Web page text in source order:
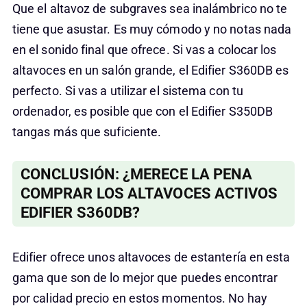
Que el altavoz de subgraves sea inalámbrico no te
tiene que asustar. Es muy cómodo y no notas nada
en el sonido final que ofrece. Si vas a colocar los
altavoces en un salón grande, el Edifier S360DB es
perfecto. Si vas a utilizar el sistema con tu
ordenador, es posible que con el Edifier S350DB
tangas más que suficiente.
CONCLUSIÓN: ¿MERECE LA PENA
COMPRAR LOS ALTAVOCES ACTIVOS
EDIFIER S360DB?
Edifier ofrece unos altavoces de estantería en esta
gama que son de lo mejor que puedes encontrar
por calidad precio en estos momentos. No hay